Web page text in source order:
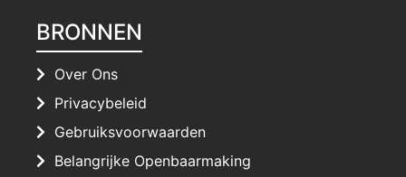
BRONNEN
Over Ons
Privacybeleid
Gebruiksvoorwaarden
Belangrijke Openbaarmaking